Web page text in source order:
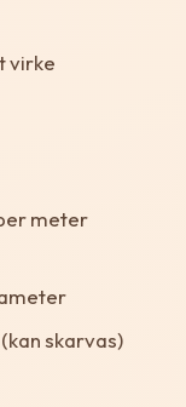
virke
meter
skarvas)